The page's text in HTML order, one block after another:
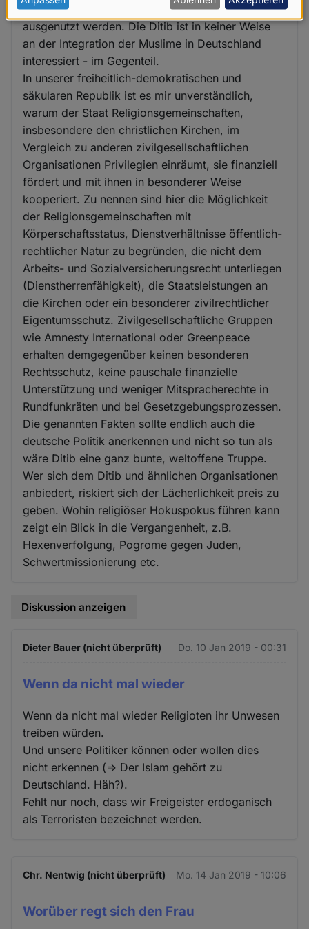
Gesellschaft immer weiter ausgelotet und
ausgenutzt werden. Die Ditib ist in keiner Weise
an der Integration der Muslime in Deutschland
interessiert - im Gegenteil.
In unserer freiheitlich-demokratischen und
säkularen Republik ist es mir unverständlich,
warum der Staat Religionsgemeinschaften,
insbesondere den christlichen Kirchen, im
Vergleich zu anderen zivilgesellschaftlichen
Organisationen Privilegien einräumt, sie finanziell
fördert und mit ihnen in besonderer Weise
kooperiert. Zu nennen sind hier die Möglichkeit
der Religionsgemeinschaften mit
Körperschaftsstatus, Dienstverhältnisse öffentlich-
rechtlicher Natur zu begründen, die nicht dem
Arbeits- und Sozialversicherungsrecht unterliegen
(Dienstherrenfähigkeit), die Staatsleistungen an
die Kirchen oder ein besonderer zivilrechtlicher
Eigentumsschutz. Zivilgesellschaftliche Gruppen
wie Amnesty International oder Greenpeace
erhalten demgegenüber keinen besonderen
Rechtsschutz, keine pauschale finanzielle
Unterstützung und weniger Mitspracherechte in
Rundfunkräten und bei Gesetzgebungsprozessen.
Die genannten Fakten sollte endlich auch die
deutsche Politik anerkennen und nicht so tun als
wäre Ditib eine ganz bunte, weltoffene Truppe.
Wer sich dem Ditib und ähnlichen Organisationen
anbiedert, riskiert sich der Lächerlichkeit preis zu
geben. Wohin religiöser Hokuspokus führen kann
zeigt ein Blick in die Vergangenheit, z.B.
Hexenverfolgung, Pogrome gegen Juden,
Schwertmissionierung etc.
Diskussion anzeigen
Dieter Bauer (nicht überprüft) Do. 10 Jan 2019 - 00:31
Wenn da nicht mal wieder
Wenn da nicht mal wieder Religioten ihr Unwesen
treiben würden.
Und unsere Politiker können oder wollen dies
nicht erkennen (=> Der Islam gehört zu
Deutschland. Häh?).
Fehlt nur noch, dass wir Freigeister erdoganisch
als Terroristen bezeichnet werden.
Chr. Nentwig (nicht überprüft) Mo. 14 Jan 2019 - 10:06
Worüber regt sich den Frau
Daten
und
Cookies